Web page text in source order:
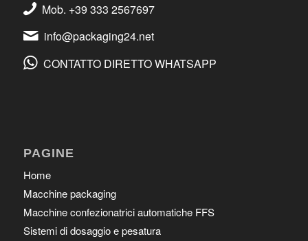
Mob. +39 333 2567697
info@packaging24.net
CONTATTO DIRETTO WHATSAPP
PAGINE
Home
Macchine packaging
Macchine confezionatrici automatiche FFS
Sistemi di dosaggio e pesatura